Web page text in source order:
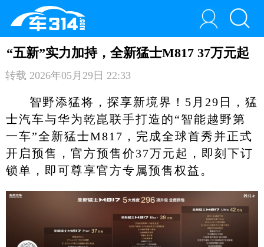
“五新”实力加持，全新猛士M817 37万元起
转载 2026年05月29日 22:33
智野添猛将，探享新境界！5月29日，猛
士汽车与华为乾崑联手打造的“智能越野第
一车”全新猛士M817，完成全球首秀并正式
开启预售，官方预售价37万元起，即刻下订
锁单，即可尊享官方专属预售权益。